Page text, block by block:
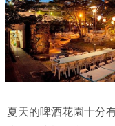
夏天的啤酒花園十分